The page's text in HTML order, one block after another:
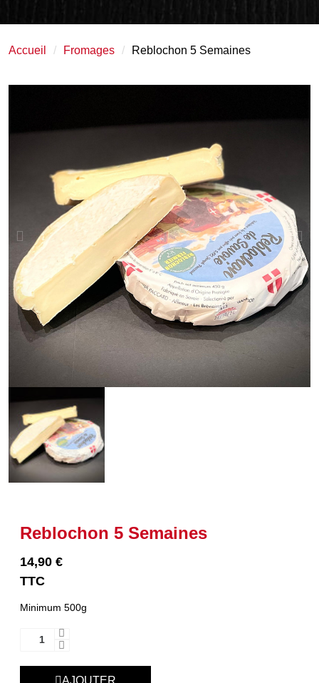
Accueil Fromages Reblochon 5 Semaines
Reblochon 5 Semaines
14,90 €
TTC
Minimum 500g
AJOUTER